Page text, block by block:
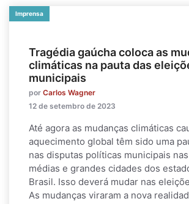
Imprensa
Tragédia gaúcha coloca as
climáticas na pauta das
municipais
por Carlos Wagner
12 de setembro de 2023
Até agora as mudanças climáticas
aquecimento global têm sido uma
nas disputas políticas municipais
médias e grandes cidades dos
Brasil. Isso deverá mudar nas
As mudanças viraram a nova